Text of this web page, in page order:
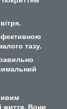
тазу.
життя. Вони